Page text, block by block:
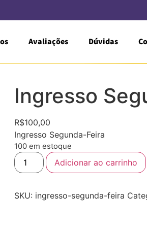
Avaliações Dúvidas
Ingresso
R$100,00
Ingresso Segunda-Feira
100 em estoque
Adicionar ao carrinho
SKU: ingresso-segunda-feira